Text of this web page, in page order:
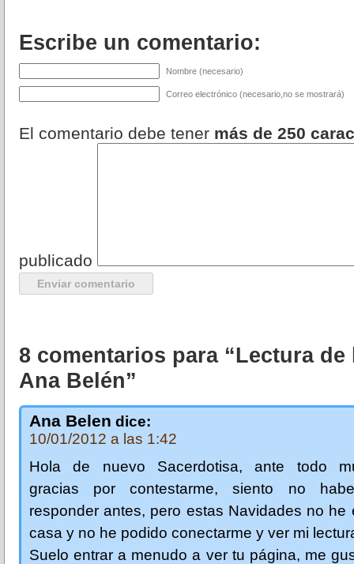
Escribe un comentario:
Nombre (necesario)
Correo electrónico (necesario,no se mostrará)
El comentario debe tener más de 250
publicado
8 comentarios para “Lectura
Ana Belén”
Ana Belen dice:
10/01/2012 a las 1:42
Hola de nuevo Sacerdotisa, ante todo
gracias por contestarme, siento no
responder antes, pero estas Navidades no he
casa y no he podido conectarme y ver mi
Suelo entrar a menudo a ver tu página, me